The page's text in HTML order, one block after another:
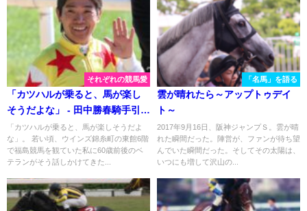
それぞれの競馬愛
「カツハルが乗ると、馬が楽し
そうだよな」 - 田中勝春騎手引退
によせて
「カツハルが乗ると、馬が楽しそうだよ
な」。 若い頃、ウインズ錦糸町の東館6階
で福島競馬を観ていた私に60歳前後のベ
テランがそう話しかけてきた...
「名馬」を語る
雲が晴れたら～アップトゥデイ
ト～
2017年9月16日、阪神ジャンプＳ。雲が晴
れた瞬間だった。陣営が、ファンが待ち望
んでいた瞬間だった。そしてその太陽は、
いつにも増して沢山の...